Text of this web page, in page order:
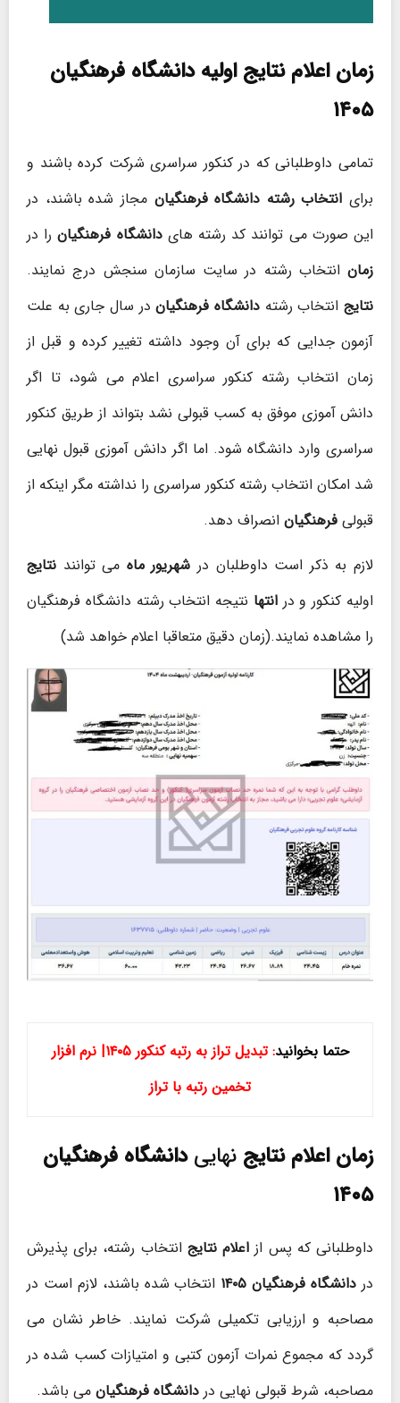
زمان اعلام نتایج اولیه دانشگاه فرهنگیان
۱۴۰۵
تمامی داوطلبانی که در کنکور سراسری شرکت کرده باشند و
برای انتخاب رشته دانشگاه فرهنگیان مجاز شده باشند، در
این صورت می توانند کد رشته هایدانشگاه فرهنگیانرا در
زمان انتخاب رشته در سایت سازمان سنجش درج نمایند.
نتایج انتخاب رشته دانشگاه فرهنگیاندر سال جاری به علت
آزمون جدایی که برای آن وجود داشته تغییر کرده و قبل از
زمان انتخاب رشته کنکور سراسری اعلام می شود، تا اگر
دانش آموزی موفق به کسب قبولی نشد بتواند از طریق کنکور
سراسری وارد دانشگاه شود. اما اگر دانش آموزی قبول نهایی
شد امکان انتخاب رشته کنکور سراسری را نداشته مگر اینکه از
قبولی فرهنگیان انصراف دهد.
لازم به ذکر است داوطلبان در شهریور ماه می توانند نتایج
اولیه کنکور و درانتها نتیجه انتخاب رشته دانشگاه فرهنگیان
را مشاهده نمایند.(زمان دقیق متعاقبا اعلام خواهد شد)
حتما بخوانید:
تبدیل تراز به رتبه کنکور ۱۴۰۵| نرم افزار
تخمین رتبه با تراز
زمان اعلام نتایج نهاییدانشگاه فرهنگیان
۱۴۰۵
داوطلبانی که پس ازاعلام نتایج انتخاب رشته، برای پذیرش
در دانشگاه فرهنگیان ۱۴۰۵
انتخاب شده باشند، لازم است در
مصاحبه و ارزیابی تکمیلی شرکت نمایند. خاطر نشان می
گردد که مجموع نمرات آزمون کتبی و امتیازات کسب شده در
مصاحبه، شرط قبولی نهایی در دانشگاه فرهنگیان می باشد.